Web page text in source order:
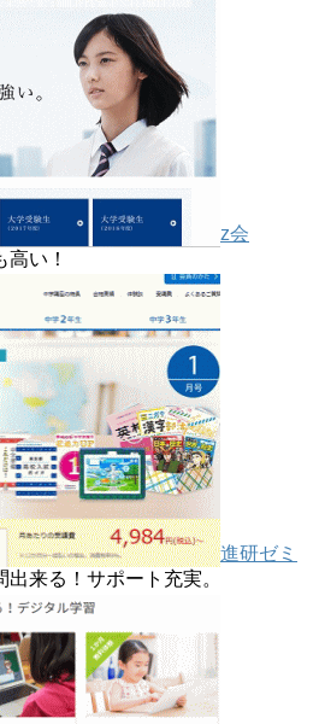
z会
い！
進研ゼミ
来る！サポート充実。